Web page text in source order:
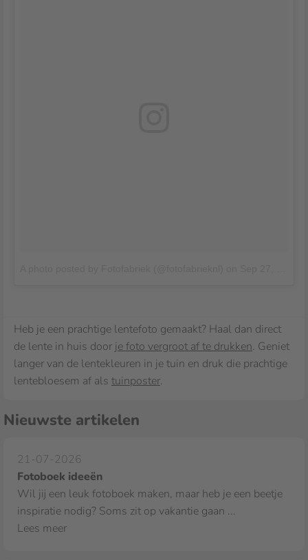
Heb je een prachtige lentefoto gemaakt? Haal dan direct
de lente in huis door je foto vergroot af te drukken. Geniet
langer van de lentekleuren in je tuin en druk die prachtige
lentebloesem af als tuinposter.
Nieuwste artikelen
21-07-2026
Fotoboek ideeën
Wil jij een leuk fotoboek maken, maar heb je een beetje
inspiratie nodig? Soms zit op vakantie gaan ...
Lees meer